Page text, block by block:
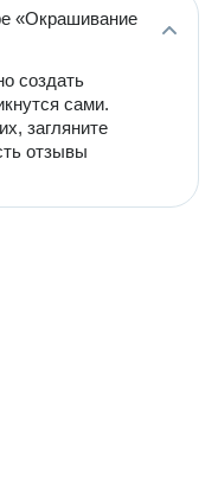
«Окрашивание
создать
сами.
загляните
отзывы